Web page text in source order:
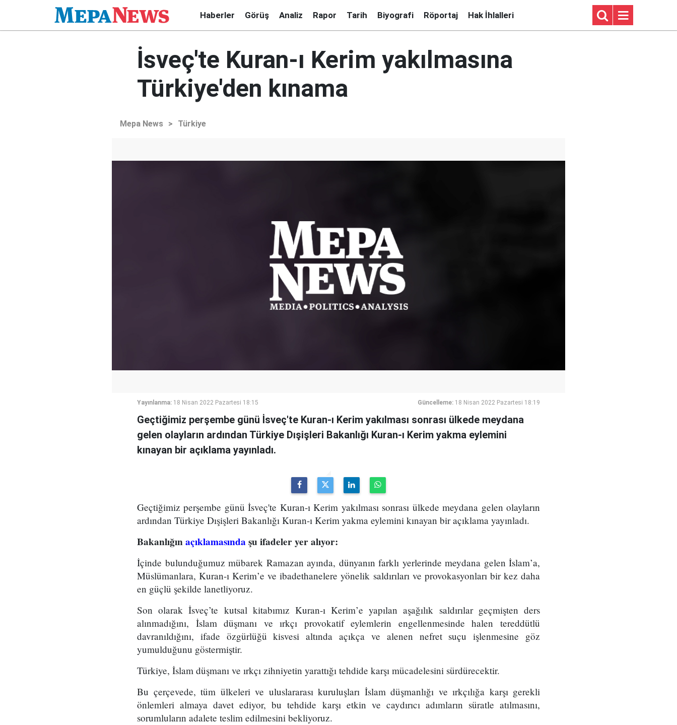
Haberler Görüş Analiz Rapor Tarih Biyografi Röportaj Hak İhlalleri
İsveç'te Kuran-ı Kerim yakılmasına
Türkiye'den kınama
Mepa News > Türkiye
Yayınlanma: 18 Nisan 2022 Pazartesi 18:15 Güncelleme: 18 Nisan 2022 Pazartesi 18:19
Geçtiğimiz perşembe günü İsveç'te Kuran-ı Kerim yakılması sonrası ülkede meydana
gelen olayların ardından Türkiye Dışişleri Bakanlığı Kuran-ı Kerim yakma eylemini
kınayan bir açıklama yayınladı.
Geçtiğimiz perşembe günü İsveç'te Kuran-ı Kerim yakılması sonrası ülkede meydana gelen olayların
ardından Türkiye Dışişleri Bakanlığı Kuran-ı Kerim yakma eylemini kınayan bir açıklama yayınladı.
Bakanlığınaçıklamasındaşu ifadeler yer alıyor:
İçinde bulunduğumuz mübarek Ramazan ayında, dünyanın farklı yerlerinde meydana gelen İslam’a,
Müslümanlara, Kuran-ı Kerim’e ve ibadethanelere yönelik saldırıları ve provokasyonları bir kez daha
en güçlü şekilde lanetliyoruz.
Son olarak İsveç’te kutsal kitabımız Kuran-ı Kerim’e yapılan aşağılık saldırılar geçmişten ders
alınmadığını, İslam düşmanı ve ırkçı provokatif eylemlerin engellenmesinde halen tereddütlü
davranıldığını, ifade özgürlüğü kisvesi altında açıkça ve alenen nefret suçu işlenmesine göz
yumulduğunu göstermiştir.
Türkiye, İslam düşmanı ve ırkçı zihniyetin yarattığı tehdide karşı mücadelesini sürdürecektir.
Bu çerçevede, tüm ülkeleri ve uluslararası kuruluşları İslam düşmanlığı ve ırkçılığa karşı gerekli
önlemleri almaya davet ediyor, bu tehdide karşı etkin ve caydırıcı adımların süratle atılmasını,
sorumluların adalete teslim edilmesini bekliyoruz.